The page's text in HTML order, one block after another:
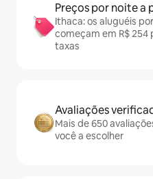
Preços por noite a
Ithaca: os aluguéis
começam em R$ 254
taxas
Avaliações
Mais de 650
você a escolher